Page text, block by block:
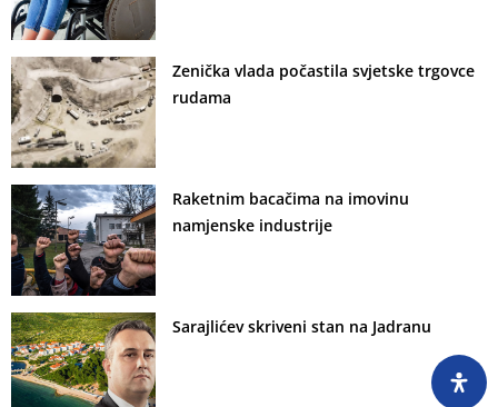
Zenička vlada počastila svjetske trgovce
rudama
Raketnim bacačima na imovinu
namjenske industrije
Sarajlićev skriveni stan na Jadranu